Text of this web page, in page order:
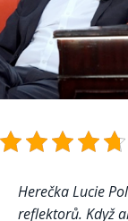
Herečka Lucie
reflektorů. Když